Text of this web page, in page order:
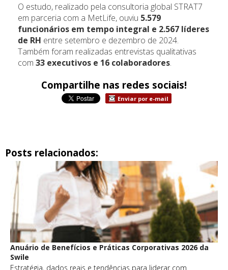
O estudo, realizado pela consultoria global STRAT7
em parceria com a MetLife, ouviu 5.579
funcionários em tempo integral e 2.567 líderes
de RH entre setembro e dezembro de 2024.
Também foram realizadas entrevistas qualitativas
com 33 executivos e 16 colaboradores.
Compartilhe nas redes sociais!
Enviar por e-mail
Posts relacionados:
Anuário de Benefícios e Práticas Corporativas 2026 da
Swile
Estratégia, dados reais e tendências para liderar com